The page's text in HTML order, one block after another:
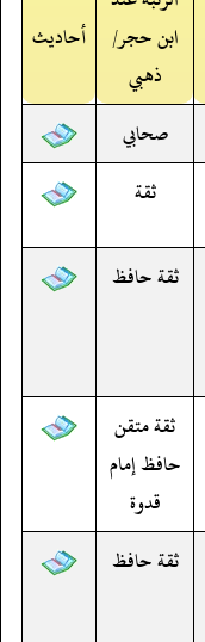
ابن حجر/
ذهبي
أحاديث
صحابي
ثقة
ثقة حافظ
ثقة متقن
حافظ إمام
قدوة
ثقة حافظ